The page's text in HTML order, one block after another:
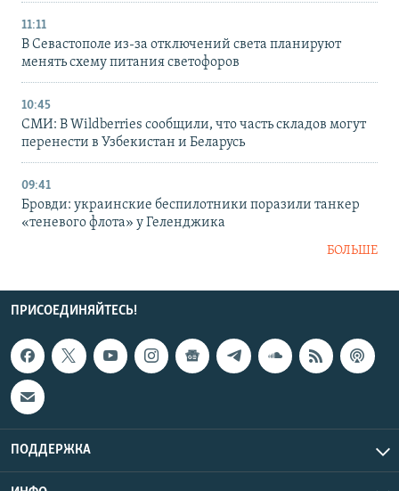
11:11
В Севастополе из-за отключений света планируют
менять схему питания светофоров
10:45
СМИ: В Wildberries сообщили, что часть складов могут
перенести в Узбекистан и Беларусь
09:41
Бровди: украинские беспилотники поразили танкер
«теневого флота» у Геленджика
БОЛЬШЕ
ПРИСОЕДИНЯЙТЕСЬ!
ПОДДЕРЖКА